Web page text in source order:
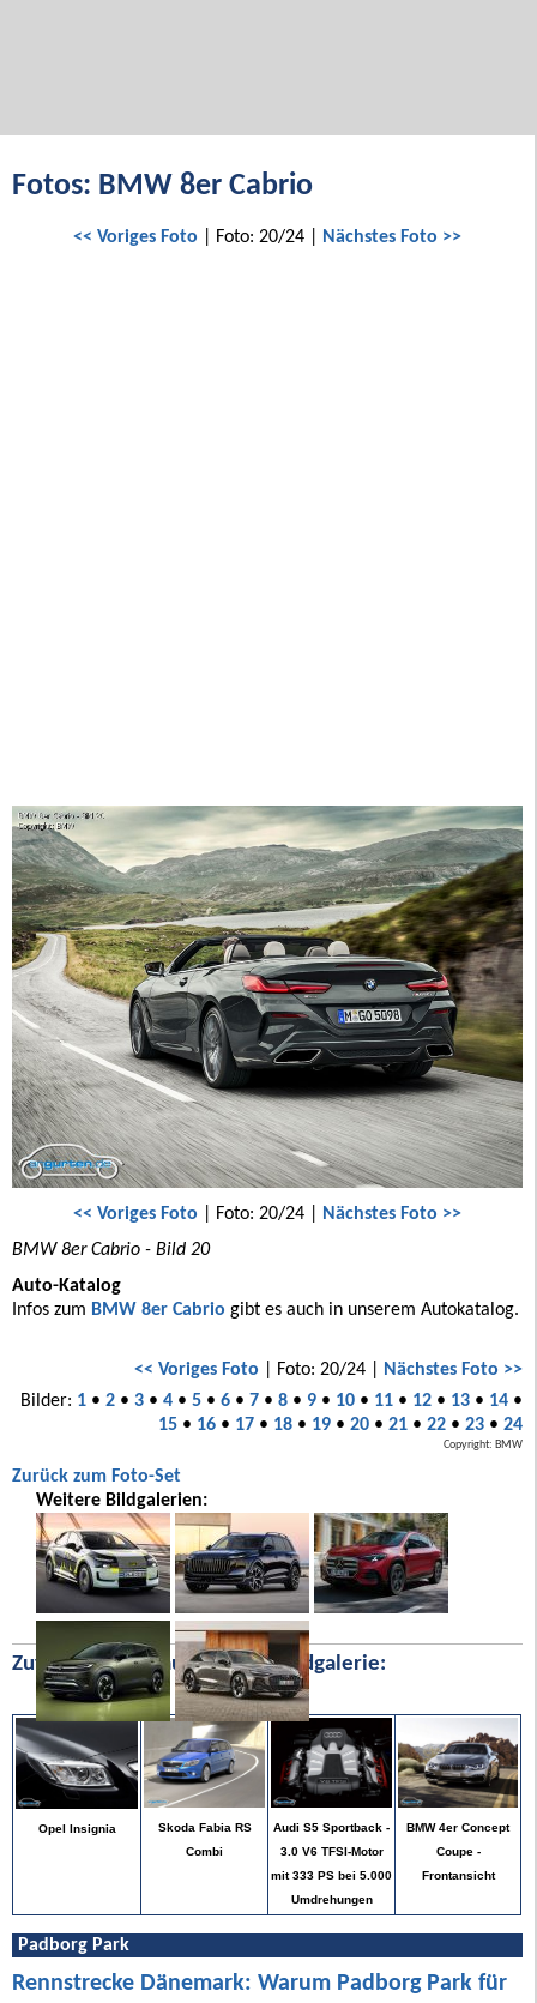
Fotos: BMW 8er Cabrio
<< Voriges Foto | Foto: 20/24 | Nächstes Foto >>
<< Voriges Foto | Foto: 20/24 | Nächstes Foto >>
BMW 8er Cabrio - Bild 20
Auto-Katalog
Infos zum BMW 8er Cabrio gibt es auch in unserem Autokatalog.
<< Voriges Foto | Foto: 20/24 | Nächstes Foto >>
Bilder: 1• 2• 3• 4• 5• 6• 7• 8• 9• 10• 11• 12• 13• 14•
15• 16• 17• 18• 19• 20• 21• 22• 23• 24
Copyright: BMW
Zurück zum Foto-Set
Weitere Bildgalerien:
Zufällige Bilder aus unserer Bildgalerie:
Opel Insignia
Skoda Fabia RS
Combi
Audi S5 Sportback -
3.0 V6 TFSI-Motor
mit 333 PS bei 5.000
Umdrehungen
BMW 4er Concept
Coupe -
Frontansicht
Padborg Park
Rennstrecke Dänemark: Warum Padborg Park für